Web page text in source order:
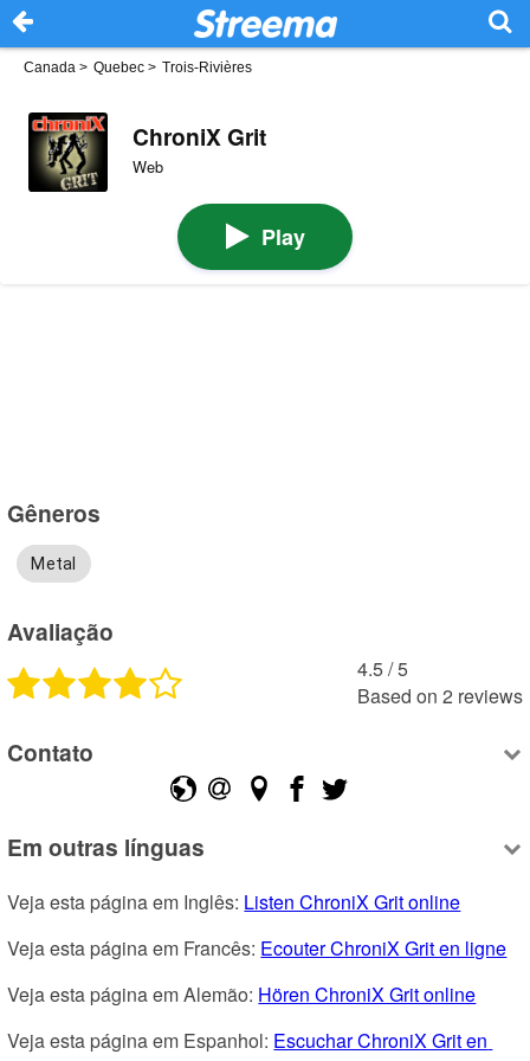
Canada > Quebec > Trois-Rivières
ChroniX Grit
Web
Play
Gêneros
Metal
Avaliação
4.5 /5
Based on 2 reviews
Contato
Em outras línguas
Veja esta página em Inglês: Listen ChroniX Grit online
Veja esta página em Francês: Ecouter ChroniX Grit en ligne
Veja esta página em Alemão: Hören ChroniX Grit online
Veja esta página em Espanhol: Escuchar ChroniX Grit en